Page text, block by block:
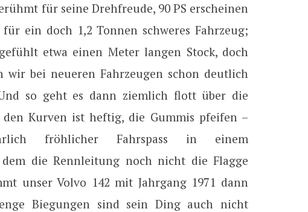
für seine Drehfreude, 90 PS erscheinen
ein doch 1,2 Tonnen schweres Fahrzeug;
etwa einen Meter langen Stock, doch
wir bei neueren Fahrzeugen schon deutlich
so geht es dann ziemlich flott über die
Kurven ist heftig, die Gummis pfeifen –
fröhlicher Fahrspass in einem
dem die Rennleitung noch nicht die Flagge
unser Volvo 142 mit Jahrgang 1971 dann
Biegungen sind sein Ding auch nicht